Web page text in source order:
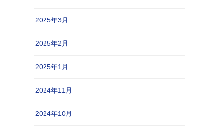
2025年3月
2025年2月
2025年1月
2024年11月
2024年10月